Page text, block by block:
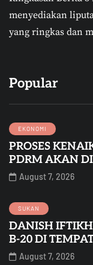
menyediakan
yang ringkas dan
Popular
EKONOMI
PROSES
PDRM AKAN
August 7, 2026
SUKAN
DANISH
B-20 DI
August 7, 2026